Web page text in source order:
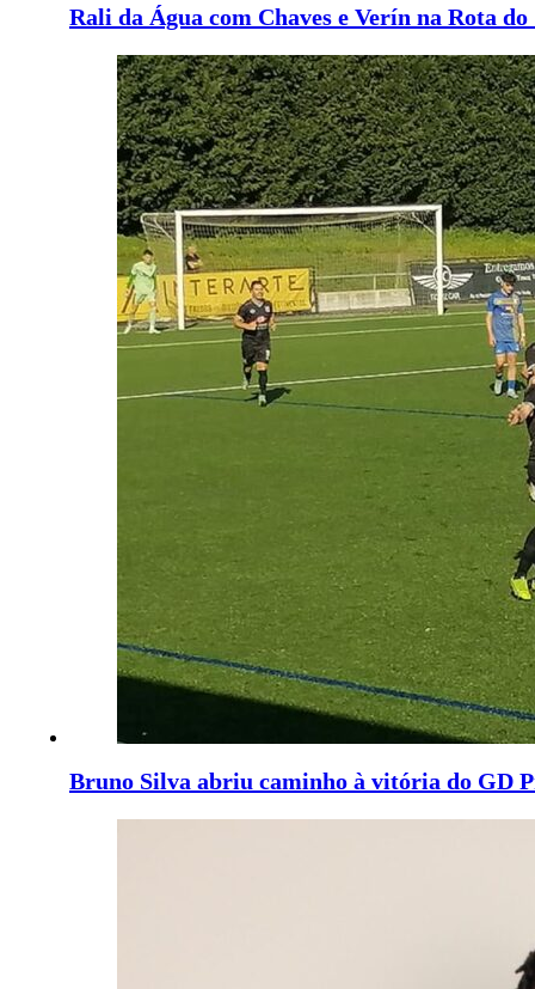
Rali da Água com Chaves e Verín na Rota
Bruno Silva abriu caminho à vitória do GD